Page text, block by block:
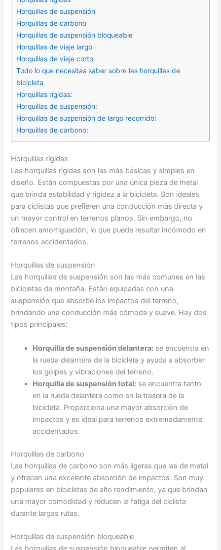
Horquillas de suspensión
Horquillas de carbono
Horquillas de suspensión bloqueable
Horquillas de viaje largo
Horquillas de viaje corto
Todo lo que necesitas saber sobre las horquillas de
bicicleta
Horquillas rígidas:
Horquillas de suspensión:
Horquillas de suspensión de largo recorrido:
Horquillas de carbono:
Horquillas rígidas
Las horquillas rígidas son las más básicas y simples en
diseño. Están compuestas por una única pieza de metal
que brinda estabilidad y rigidez a la bicicleta. Son ideales
para ciclistas que prefieren una conducción más directa y
un mayor control en terrenos planos. Sin embargo, no
ofrecen amortiguación, lo que puede resultar incómodo en
terrenos accidentados.
Horquillas de suspensión
Las horquillas de suspensión son las más comunes en las
bicicletas de montaña. Están equipadas con una
suspensión que absorbe los impactos del terreno,
brindando una conducción más cómoda y suave. Hay dos
tipos principales:
Horquilla de suspensión delantera: se encuentra en
la rueda delantera de la bicicleta y ayuda a absorber
los golpes y vibraciones del terreno.
Horquilla de suspensión total: se encuentra tanto
en la rueda delantera como en la trasera de la
bicicleta. Proporciona una mayor absorción de
impactos y es ideal para terrenos extremadamente
accidentados.
Horquillas de carbono
Las horquillas de carbono son más ligeras que las de metal
y ofrecen una excelente absorción de impactos. Son muy
populares en bicicletas de alto rendimiento, ya que brindan
una mayor comodidad y reducen la fatiga del ciclista
durante largas rutas.
Horquillas de suspensión bloqueable